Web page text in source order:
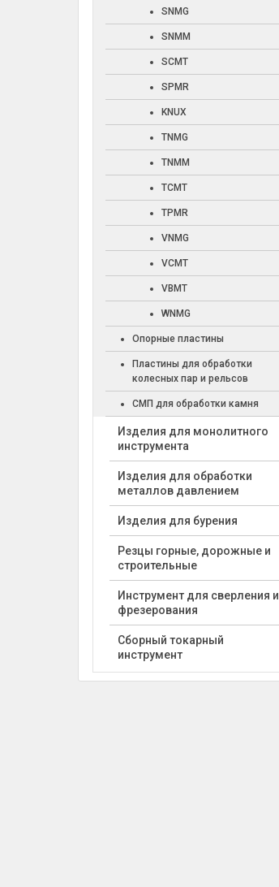
SNMG
SNMM
SCMT
SPMR
KNUX
TNMG
TNMM
TCMT
TPMR
VNMG
VCMT
VBMT
WNMG
Опорные пластины
Пластины для обработки
колесных пар и рельсов
СМП для обработки камня
Изделия для монолитного
инструмента
Изделия для обработки
металлов давлением
Изделия для бурения
Резцы горные, дорожные и
строительные
Инструмент для сверления и
фрезерования
Сборный токарный
инструмент